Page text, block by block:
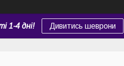
1-4 дні! Дивитись шеврони